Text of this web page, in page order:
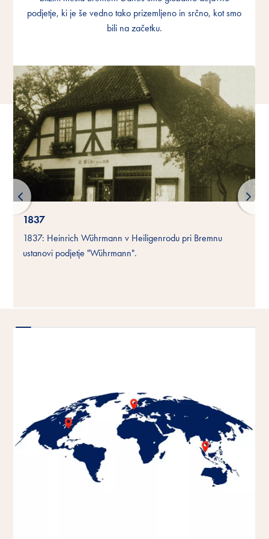
podjetje, ki je še vedno tako prizemljeno in srčno, kot smo
bili na začetku.
podjetje, ki je še vedno tako prizemljeno in srčno, kot smo
bili na začetku.
podjetje, ki je še vedno tako prizemljeno in srčno, kot smo
bili na začetku.
1837
1837: Heinrich Wührmann v Heiligenrodu pri Bremnu
ustanovi podjetje "Wührmann".